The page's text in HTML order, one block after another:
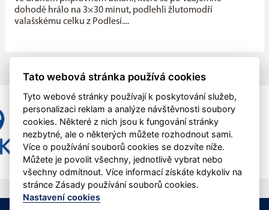
dohodě hrálo na 3×30 minut, podlehli žlutomodří
valašskému celku z Podlesí....
Tato webová stránka používá cookies
Tyto webové stránky používají k poskytování služeb,
personalizaci reklam a analýze návštěvnosti soubory
cookies. Některé z nich jsou k fungování stránky
nezbytné, ale o některých můžete rozhodnout sami.
Více o používání souborů cookies se dozvíte níže.
Můžete je povolit všechny, jednotlivě vybrat nebo
všechny odmítnout. Více informací získáte kdykoliv na
stránce Zásady používání souborů cookies.
Nastavení cookies